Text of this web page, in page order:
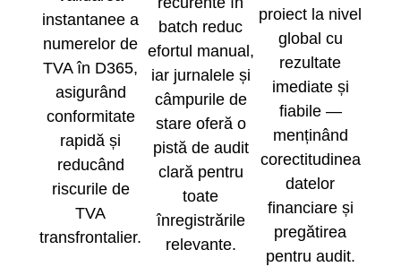
instantanee a
numerelor de
TVA în D365,
asigurând
conformitate
rapidă și
reducând
riscurile de
TVA
transfrontalier.
batch reduc
efortul manual,
iar jurnalele și
câmpurile de
stare oferă o
pistă de audit
clară pentru
toate
înregistrările
relevante.
proiect la nivel
global cu
rezultate
imediate și
fiabile —
menținând
corectitudinea
datelor
financiare și
pregătirea
pentru audit.